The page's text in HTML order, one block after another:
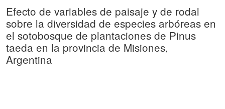
Efecto de variables de paisaje y de rodal
sobre la diversidad de especies arbóreas en
el sotobosque de plantaciones de Pinus
taeda en la provincia de Misiones,
Argentina